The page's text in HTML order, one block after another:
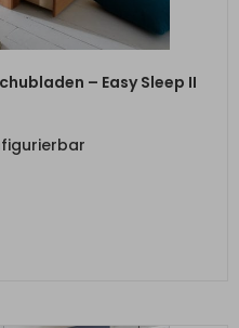
– Easy Sleep II